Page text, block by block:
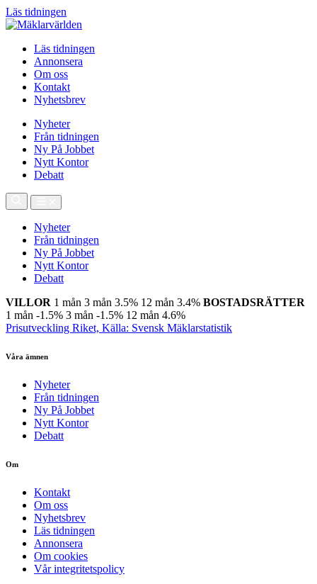
Läs tidningen
Läs tidningen
Annonsera
Om oss
Kontakt
Nyhetsbrev
Nyheter
Från tidningen
Ny På Jobbet
Nytt Kontor
Debatt
Nyheter
Från tidningen
Ny På Jobbet
Nytt Kontor
Debatt
VILLOR 1 mån 3 mån 3.5% 12 mån 3.4% BOSTADSRÄTTER
1 mån -1.5% 3 mån -1.5% 12 mån 4.6%
Prisutveckling Riket, Källa: Svensk Mäklarstatistik
Våra ämnen
Nyheter
Från tidningen
Ny På Jobbet
Nytt Kontor
Debatt
Om
Kontakt
Om oss
Nyhetsbrev
Läs tidningen
Annonsera
Om cookies
Vår integritetspolicy